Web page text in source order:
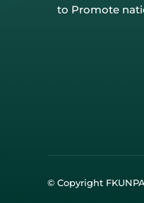
to Promote
© Copyright